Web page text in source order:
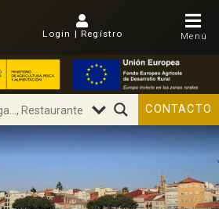
Login | Regístro Menú
CONTACTO